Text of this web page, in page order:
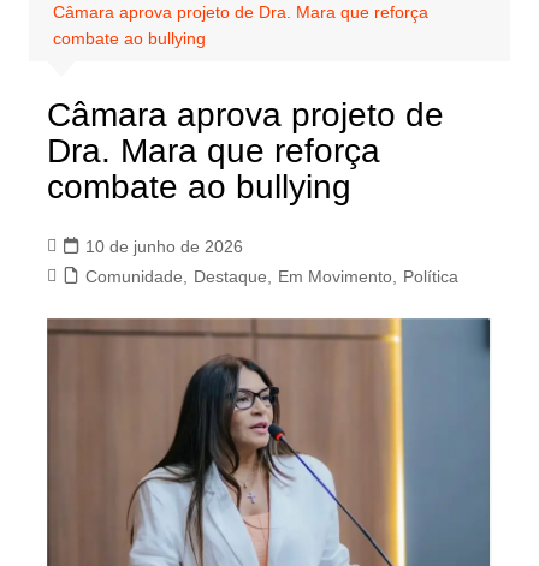
Câmara aprova projeto de Dra. Mara que reforça
combate ao bullying
Câmara aprova projeto de
Dra. Mara que reforça
combate ao bullying
10 de junho de 2026
Comunidade
Destaque Em Movimento, Política